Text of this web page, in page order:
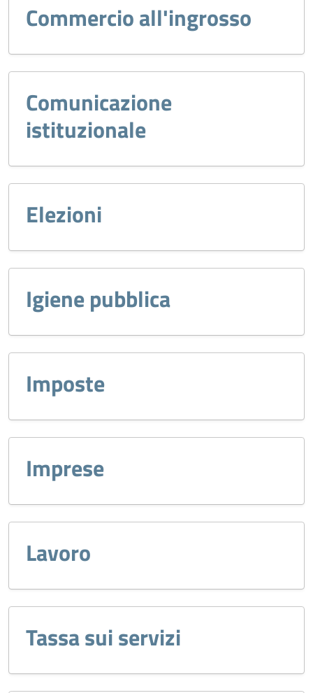
Commercio all'ingrosso
Comunicazione
istituzionale
Elezioni
Igiene pubblica
Imposte
Imprese
Lavoro
Tassa sui servizi